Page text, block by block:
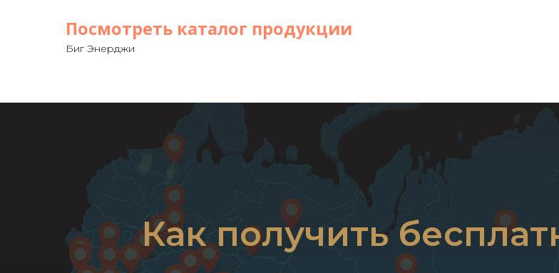
Посмотреть каталог продукции
Биг Энерджи
Как получить